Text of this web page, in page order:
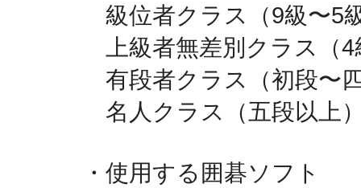
級位者クラス（9級〜5
上級者無差別クラス（
有段者クラス（初段〜
名人クラス（五段以上
・使用する囲碁ソフト